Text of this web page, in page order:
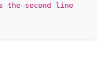
the second line